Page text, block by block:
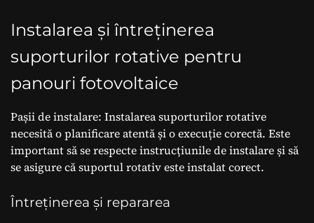
Instalarea și întreținerea
suporturilor rotative pentru
panouri fotovoltaice
Pașii de instalare: Instalarea suporturilor rotative
necesită o planificare atentă și o execuție corectă. Este
important să se respecte instrucțiunile de instalare și să
se asigure că suportul rotativ este instalat corect.
Întreținerea și repararea